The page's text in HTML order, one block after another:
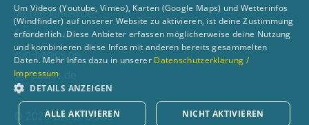
surfen-lernen.de
foilsurfen.de
sup-basics.de
ski-basics.de
© 2026 DAILY DOSE
Um Videos (Youtube, Vimeo), Karten (Google Maps) und Wetterinfos
(Windfinder) auf unserer Website zu aktivieren, ist deine Zustimmung
erforderlich. Diese Anbieter erfassen möglicherweise deine Nutzung
und kombinieren diese Infos mit anderen bereits gesammelten
Daten. Mehr Infos dazu in unserer Datenschutzerklärung /
Impressum
DETAILS ANZEIGEN
ALLE AKTIVIEREN NICHT AKTIVIEREN